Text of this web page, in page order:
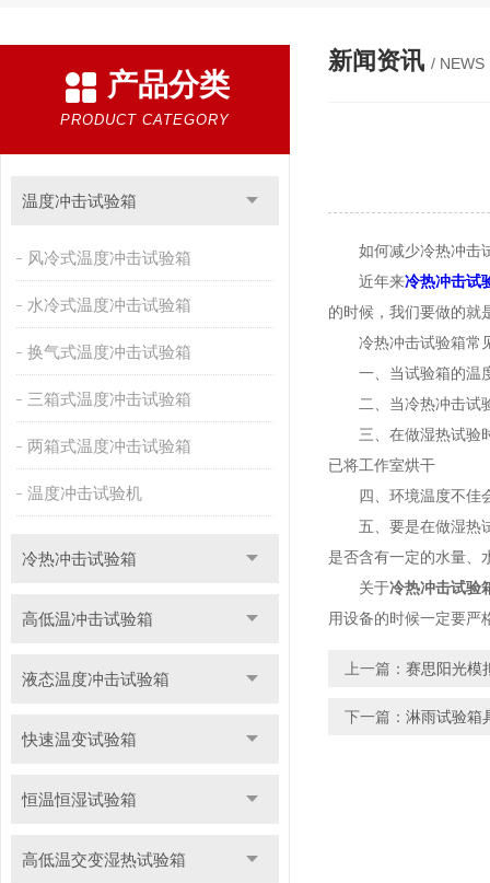
霉菌试验箱 应力筛选试验箱 IPX9K淋雨箱 温湿度检定箱
盐雾试验箱 老化试验箱
自然恒温对流试验箱 自动化产线高低温试验箱
新能源专用设备 PCT高压加速老化试验机
绝缘裂化.特性评价系统
产品分类
PRODUCT CATEGORY
温度冲击试验箱
风冷式温度冲击试验箱
水冷式温度冲击试验箱
换气式温度冲击试验箱
三箱式温度冲击试验箱
两箱式温度冲击试验箱
温度冲击试验机
冷热冲击试验箱
高低温冲击试验箱
液态温度冲击试验箱
快速温变试验箱
恒温恒湿试验箱
高低温交变湿热试验箱
新闻资讯 / NEWS
如何减少冷热冲击
近年来冷热冲击试
的时候，我们要做的就
冷热冲击试验箱常
一、当试验箱的温度
二、当冷热冲击试验
三、在做湿热试验时
已将工作室烘干
四、环境温度不佳会
五、要是在做湿热试
是否含有一定的水量、
关于冷热冲击试验
用设备的时候一定要严
上一篇： 赛思阳光模
下一篇： 淋雨试验箱